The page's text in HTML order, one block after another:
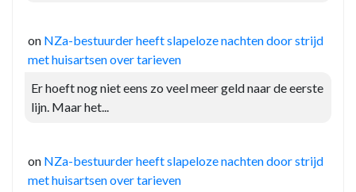
on NZa-bestuurder heeft slapeloze nachten door strijd
met huisartsen over tarieven
Er hoeft nog niet eens zo veel meer geld naar de eerste
lijn. Maar het...
on NZa-bestuurder heeft slapeloze nachten door strijd
met huisartsen over tarieven